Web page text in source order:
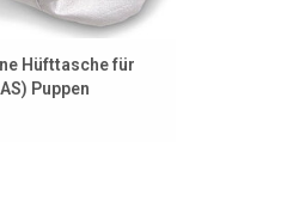
Hüfttasche für
Puppen